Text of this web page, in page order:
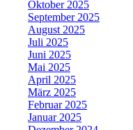
Oktober 2025
September 2025
August 2025
Juli 2025
Juni 2025
Mai 2025
April 2025
März 2025
Februar 2025
Januar 2025